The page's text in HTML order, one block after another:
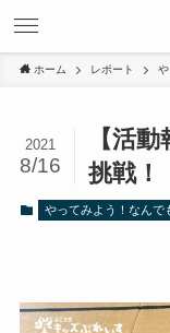
ホーム レポート
【活
挑戦！
2021
8/16
やってみよう！なんで